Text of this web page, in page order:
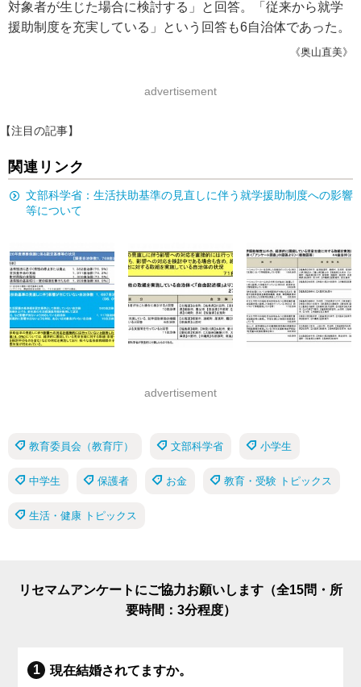
対象者が生じた場合に検討する」と回答。「従来から就学
援助制度を充実している」という回答も6自治体であった。
《奥山直美》
advertisement
【注目の記事】
関連リンク
文部科学省：生活扶助基準の見直しに伴う就学援助制度への影響
等について
advertisement
教育委員会（教育庁） 文部科学省 小学生
中学生 保護者 お金 教育・受験 トピックス
生活・健康 トピックス
リセマムアンケートにご協力お願いします（全15問・所
要時間：3分程度）
現在結婚されてますか。